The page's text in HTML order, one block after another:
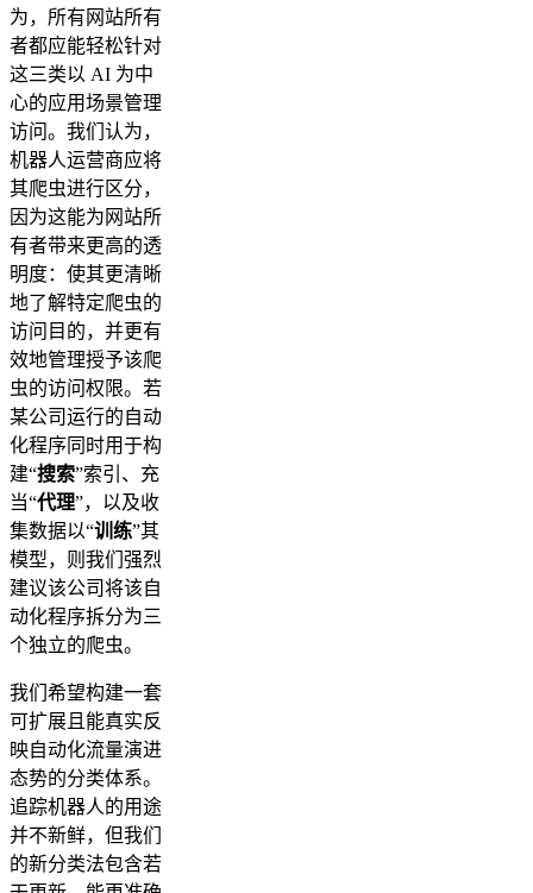
为，所有网站所有
者都应能轻松针对
这三类以 AI 为中
心的应用场景管理
访问。我们认为，
机器人运营商应将
其爬虫进行区分，
因为这能为网站所
有者带来更高的透
明度：使其更清晰
地了解特定爬虫的
访问目的，并更有
效地管理授予该爬
虫的访问权限。若
某公司运行的自动
化程序同时用于构
建“搜索”索引、充
当“代理”，以及收
集数据以“训练”其
模型，则我们强烈
建议该公司将该自
动化程序拆分为三
个独立的爬虫。
我们希望构建一套
可扩展且能真实反
映自动化流量演进
态势的分类体系。
追踪机器人的用途
并不新鲜，但我们
的新分类法包含若